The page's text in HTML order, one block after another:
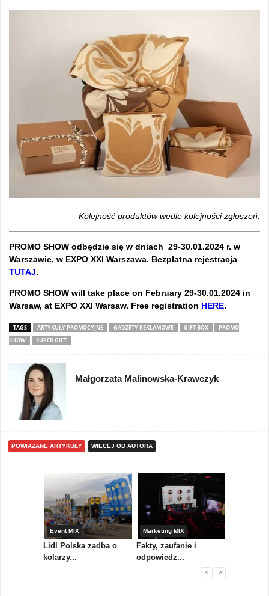
Kolejność produktów wedle kolejności zgłoszeń.
PROMO SHOW odbędzie się w dniach 29-30.01.2024 r. w
Warszawie, w EXPO XXI Warszawa. Bezpłatna rejestracja
TUTAJ.
PROMO SHOW will take place on February 29-30.01.2024 in
Warsaw, at EXPO XXI Warsaw. Free registration HERE.
TAGS ARTYKUŁY PROMOCYJNE GADŻETY REKLAMOWE GIFT BOX
PROMO
SHOW
SUPER GIFT
Małgorzata Malinowska-Krawczyk
POWIĄZANE ARTYKUŁY WIĘCEJ OD AUTORA
Event MIX
Lidl Polska zadba o
kolarzy...
Marketing MIX
Fakty, zaufanie i
odpowiedz...
< >